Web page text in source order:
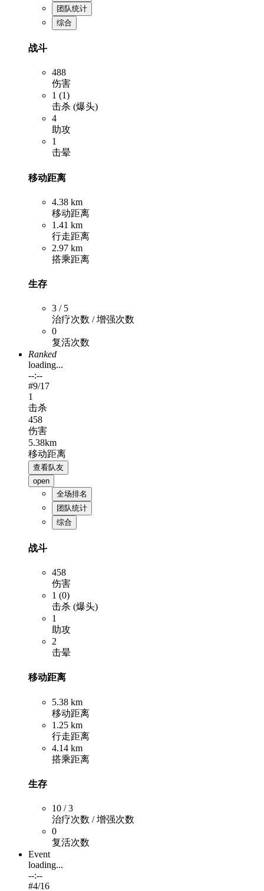
团队统计
综合
战斗
488
伤害
1 (1)
击杀 (爆头)
4
助攻
1
击晕
移动距离
4.38 km
移动距离
1.41 km
行走距离
2.97 km
搭乘距离
生存
3 / 5
治疗次数 / 增强次数
0
复活次数
Ranked
loading...
--:--
#9/17
1
击杀
458
伤害
5.38km
移动距离
查看队友
open
全场排名
团队统计
综合
战斗
458
伤害
1 (0)
击杀 (爆头)
1
助攻
2
击晕
移动距离
5.38 km
移动距离
1.25 km
行走距离
4.14 km
搭乘距离
生存
10 / 3
治疗次数 / 增强次数
0
复活次数
Event
loading...
--:--
#4/16